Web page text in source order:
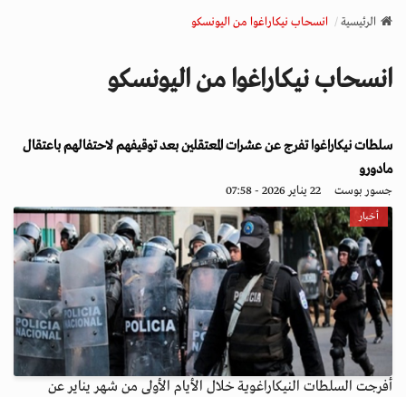
v
a
o
n
الرئيسية انسحاب نيكاراغوا من اليونسكو
انسحاب نيكاراغوا من اليونسكو
سلطات نيكاراغوا تفرج عن عشرات المعتقلين بعد توقيفهم لاحتفالهم باعتقال
مادورو
جسور بوست 22 يناير 2026 - 07:58
أخبار
أفرجت السلطات النيكاراغوية خلال الأيام الأولى من شهر يناير عن